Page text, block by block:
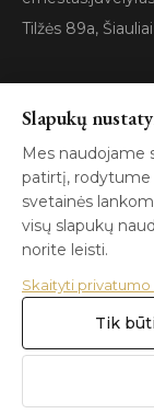
Tilžės 89a,
GIA
Certified
ISO
© 2026 Blizga.lt.
Slapukų
Mes naudojame
patirtį, rodytume
svetainės
visų slapukų
norite leisti.
Skaityti
Tik